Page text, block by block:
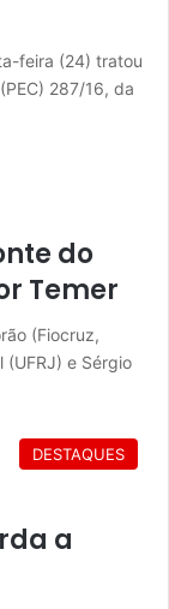
feira (24) tratou
287/16, da
do
Temer
(Fiocruz,
(UFRJ) e Sérgio
DESTAQUES
a